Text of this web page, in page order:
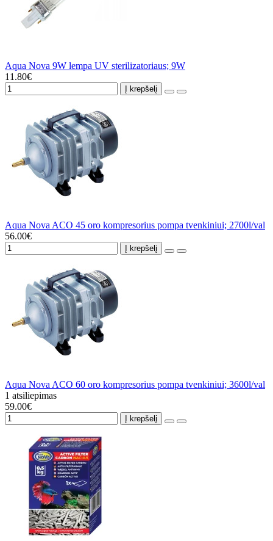
Aqua Nova 9W lempa UV sterilizatoriaus; 9W
11.80€
Į krepšelį
Aqua Nova ACO 45 oro kompresorius pompa tvenkiniui; 2700l/val
56.00€
Į krepšelį
Aqua Nova ACO 60 oro kompresorius pompa tvenkiniui; 3600l/val
1 atsiliepimas
59.00€
Į krepšelį